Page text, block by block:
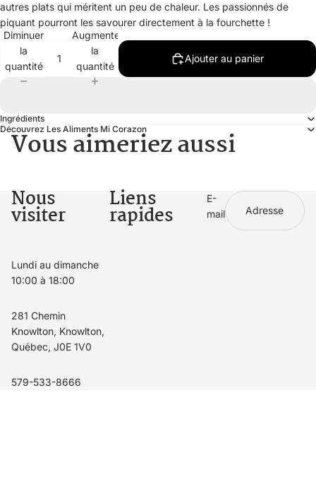
autres plats qui méritent un peu de chaleur. Les passionnés de
piquant pourront les savourer directement à la fourchette !
Diminuer
la
quantité
Augmenter
la
quantité
Ajouter au panier
Ingrédients
Découvrez Les Aliments Mi Corazon
Vous aimeriez aussi
Nous
visiter
Lundi au dimanche
10:00 à 18:00
281 Chemin
Knowlton, Knowlton,
Québec, J0E 1V0
579-533-8666
Liens
rapides
E-
mail